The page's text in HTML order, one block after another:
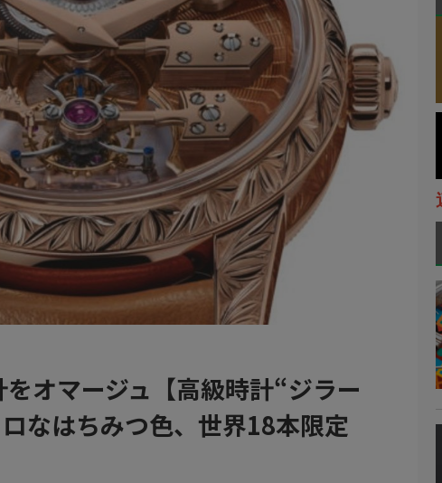
オマージュ【高級時計“ジラー
なはちみつ色、世界18本限定